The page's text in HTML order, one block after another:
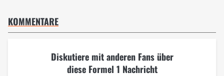
KOMMENTARE
Diskutiere mit anderen Fans über
diese Formel 1 Nachricht